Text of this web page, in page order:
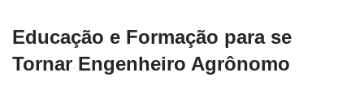
Educação e Formação para se
Tornar Engenheiro Agrônomo